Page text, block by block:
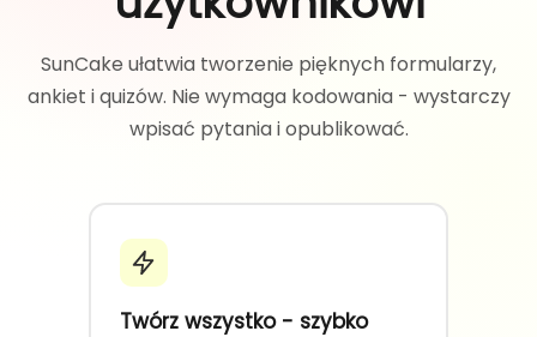
SunCake ułatwia tworzenie pięknych formularzy,
ankiet i quizów. Nie wymaga kodowania - wystarczy
wpisać pytania i opublikować.
Twórz wszystko - szybko